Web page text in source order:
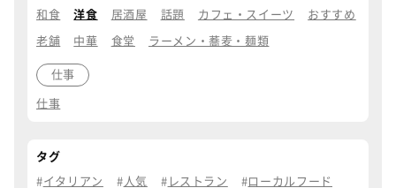
和食 洋食 居酒屋 話題 カフェ・スイーツ おすすめ
老舗 中華 食堂 ラーメン・蕎麦・麺類
仕事
仕事
タグ
イタリアン 人気 レストラン ローカルフード